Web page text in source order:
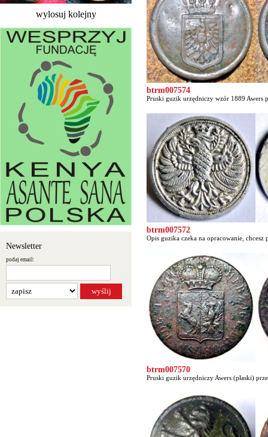
wylosuj kolejny
Newsletter
podaj email:
btrm007574
Pruski guzik urzędniczy wzór 1889 Awers
btrm007572
Opis guzika czeka na opracowanie, chcesz
btrm007570
Pruski guzik urzędniczy Awers (płaski)